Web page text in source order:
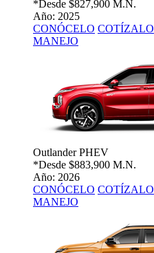
*Desde $827,900 M.N.
Año: 2025
CONÓCELO COTÍZALO
MANEJO
Outlander PHEV
*Desde $883,900 M.N.
Año: 2026
CONÓCELO COTÍZALO
MANEJO